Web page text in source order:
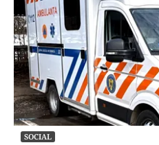
SOCIAL